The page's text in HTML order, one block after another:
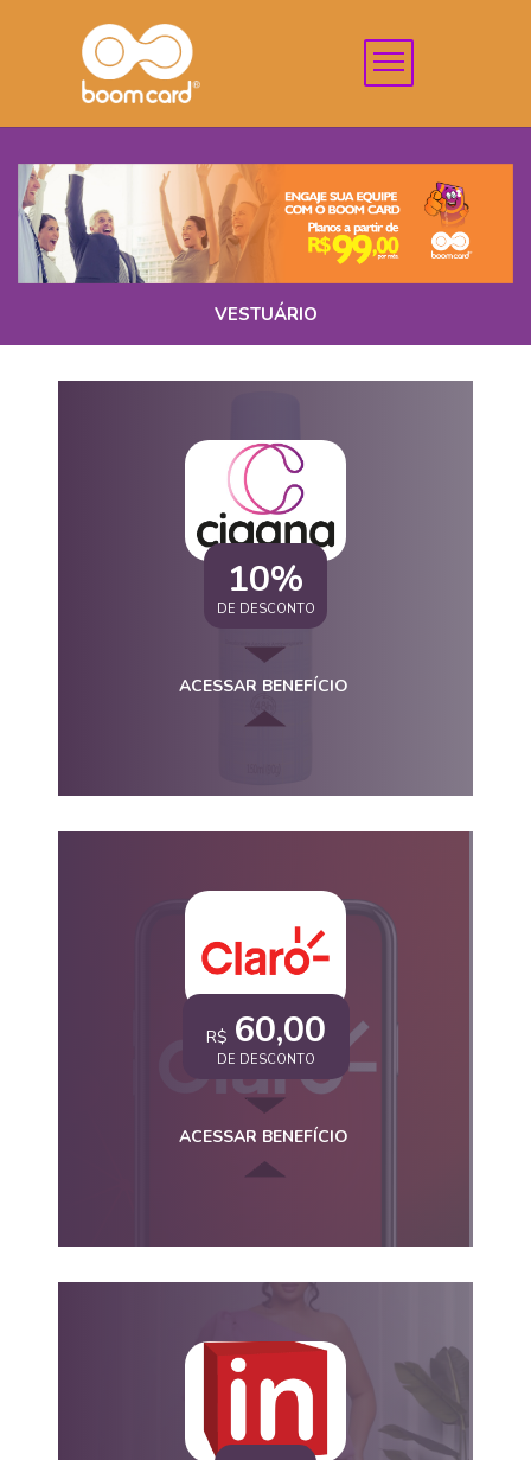
VESTUÁRIO
10%
DE DESCONTO
ACESSAR BENEFÍCIO
R$ 60,00
DE DESCONTO
ACESSAR BENEFÍCIO